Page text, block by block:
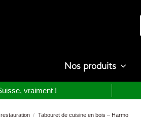
Nos produits
vraiment !
Tabouret de cuisine en bois – Harmo